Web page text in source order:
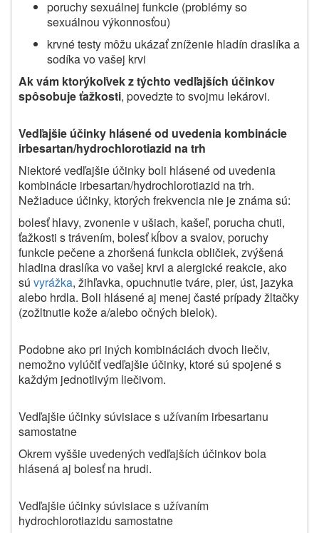
poruchy sexuálnej funkcie (problémy so
sexuálnou výkonnosťou)
krvné testy môžu ukázať zníženie hladín draslíka a
sodíka vo vašej krvi
Ak vám ktorýkoľvek z týchto vedľajších účinkov
spôsobuje ťažkosti, povedzte to svojmu lekárovi.
Vedľajšie účinky hlásené od uvedenia kombinácie
irbesartan/hydrochlorotiazid na trh
Niektoré vedľajšie účinky boli hlásené od uvedenia
kombinácie irbesartan/hydrochlorotiazid na trh.
Nežiaduce účinky, ktorých frekvencia nie je známa sú:
bolesť hlavy, zvonenie v ušiach, kašeľ, porucha chuti,
ťažkosti s trávením, bolesť kĺbov a svalov, poruchy
funkcie pečene a zhoršená funkcia obličiek, zvýšená
hladina draslíka vo vašej krvi a alergické reakcie, ako
sú vyrážka, žihľavka, opuchnutie tváre, pier, úst, jazyka
alebo hrdla. Boli hlásené aj menej časté prípady žltačky
(zožltnutie kože a/alebo očných bielok).
Podobne ako pri iných kombináciách dvoch liečiv,
nemožno vylúčiť vedľajšie účinky, ktoré sú spojené s
každým jednotlivým liečivom.
Vedľajšie účinky súvisiace s užívaním irbesartanu
samostatne
Okrem vyššie uvedených vedľajších účinkov bola
hlásená aj bolesť na hrudi.
Vedľajšie účinky súvisiace s užívaním
hydrochlorotiazidu samostatne